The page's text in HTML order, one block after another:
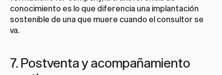
conocimiento es lo que diferencia una implantación
sostenible de una que muere cuando el consultor se
va.
7. Postventa y acompañamiento